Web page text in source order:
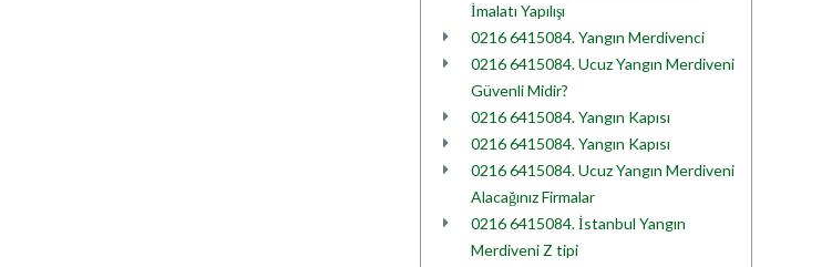
İmalatı Yapılışı
0216 6415084. Yangın Merdivenci
0216 6415084. Ucuz Yangın Merdiveni
Güvenli Midir?
0216 6415084. Yangın Kapısı
0216 6415084. Yangın Kapısı
0216 6415084. Ucuz Yangın Merdiveni
Alacağınız Firmalar
0216 6415084. İstanbul Yangın
Merdiveni Z tipi